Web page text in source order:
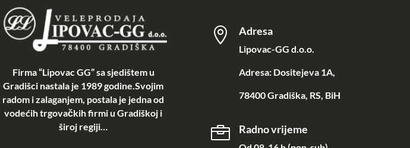
Firma “Lipovac GG” sa sjedištem u
Gradišci nastala je 1989 godine.Svojim
radom i zalaganjem, postala je jedna od
vodećih trgovačkih firmi u Gradiškoj i
široj regiji…
 Adresa
Lipovac-GG d.o.o.
Adresa: Dositejeva 1A,
78400 Gradiška, RS, BiH
 Radno vrijeme